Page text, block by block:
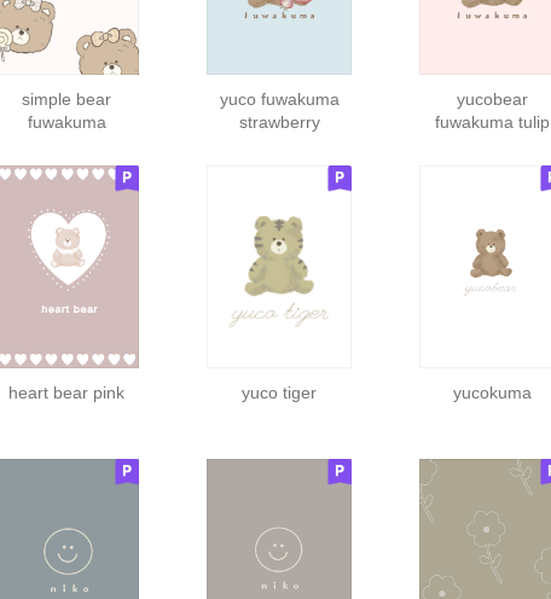
simple bear
fuwakuma
yuco fuwakuma
strawberry
yucobear
fuwakuma tulip
heart bear pink yuco tiger yucokuma